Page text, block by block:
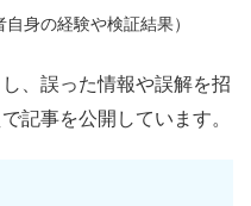
身の経験や検証結果）
、誤った情報や誤解を招
記事を公開しています。